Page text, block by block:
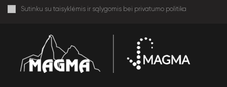
Sutinku su taisyklėmis ir sąlygomis bei privatumo politika